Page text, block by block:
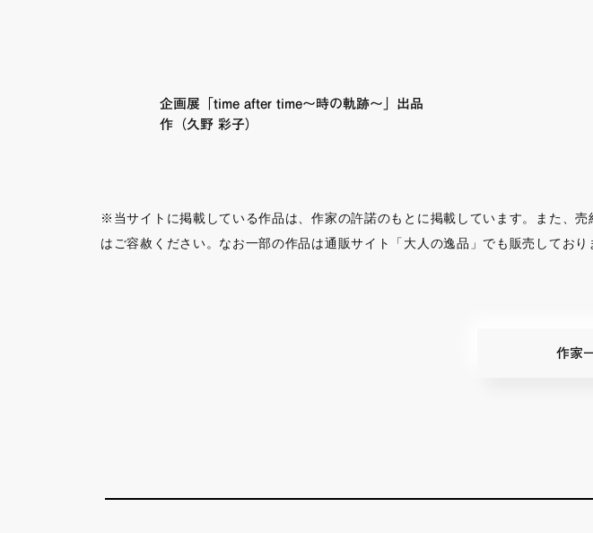
企画展「time after time〜時の軌跡〜」出品
作（久野 彩子）
※当サイトに掲載している作品は、作家の許諾のもとに掲載しています。また、
はご容赦ください。なお一部の作品は通販サイト「大人の逸品」でも販売しており
作家